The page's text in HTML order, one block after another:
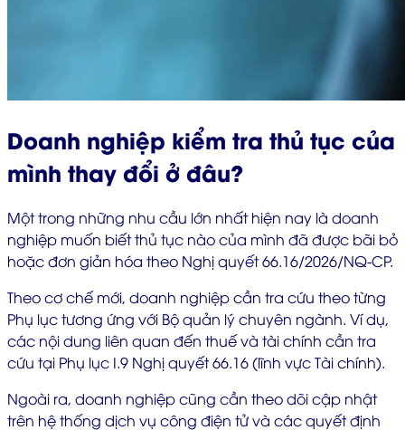
Doanh nghiệp kiểm tra thủ tục của
mình thay đổi ở đâu?
Một trong những nhu cầu lớn nhất hiện nay là doanh
nghiệp muốn biết thủ tục nào của mình đã được bãi bỏ
hoặc đơn giản hóa theo Nghị quyết 66.16/2026/NQ-CP.
Theo cơ chế mới, doanh nghiệp cần tra cứu theo từng
Phụ lục tương ứng với Bộ quản lý chuyên ngành. Ví dụ,
các nội dung liên quan đến thuế và tài chính cần tra
cứu tại Phụ lục I.9 Nghị quyết 66.16 (lĩnh vực Tài chính).
Ngoài ra, doanh nghiệp cũng cần theo dõi cập nhật
trên hệ thống dịch vụ công điện tử và các quyết định